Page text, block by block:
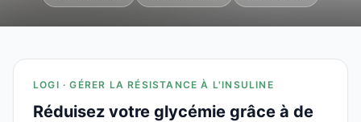
LOGI · GÉRER LA RÉSISTANCE À L'INSULINE
Réduisez votre glycémie grâce à de